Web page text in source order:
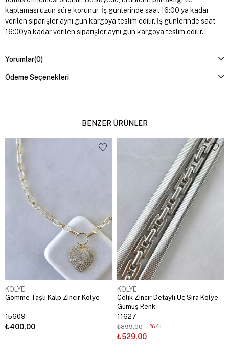
kaplaması uzun süre korunur. İş günlerinde saat 16:00 ya kadar
verilen siparişler aynı gün kargoya teslim edilir. İş günlerinde saat
16:00ya kadar verilen siparişler aynı gün kargoya teslim edilir.
Yorumlar(0)
Ödeme Seçenekleri
BENZER ÜRÜNLER
KOLYE
Gömme Taşlı Kalp Zincir Kolye
15609
₺400,00
KOLYE
Çelik Zincir Detaylı Üç Sıra Kolye
Gümüş Renk
11627
₺529,00
₺899,00 %41